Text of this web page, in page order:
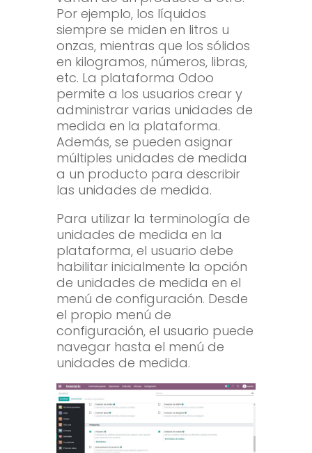
Por ejemplo, los líquidos
siempre se miden en litros u
onzas, mientras que los sólidos
en kilogramos, números, libras,
etc. La plataforma Odoo
permite a los usuarios crear y
administrar varias unidades de
medida en la plataforma.
Además, se pueden asignar
múltiples unidades de medida
a un producto para describir
las unidades de medida.
Para utilizar la terminología de
unidades de medida en la
plataforma, el usuario debe
habilitar inicialmente la opción
de unidades de medida en el
menú de configuración. Desde
el propio menú de
configuración, el usuario puede
navegar hasta el menú de
unidades de medida.